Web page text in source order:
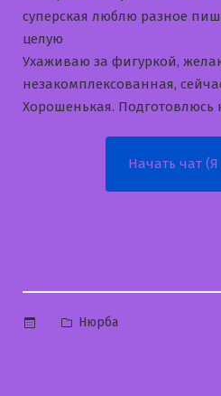
суперская люблю разное
целую
Ухаживаю за фигуркой,
незакомплексованная,
Хорошенькая. Подготовлюсь
Начать чат (Я
Опубликовано
Нюрба